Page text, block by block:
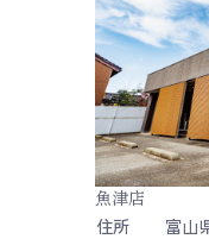
魚津店
住所
富山